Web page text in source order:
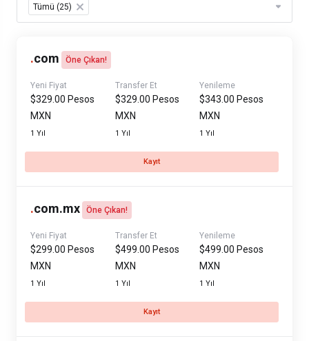
Tümü (25) ×
.com Öne Çıkan!
Yeni Fiyat
$329.00 Pesos
MXN
1 Yıl
Transfer Et
$329.00 Pesos
MXN
1 Yıl
Yenileme
$343.00 Pesos
MXN
1 Yıl
Kayıt
.com.mx Öne Çıkan!
Yeni Fiyat
$299.00 Pesos
MXN
1 Yıl
Transfer Et
$499.00 Pesos
MXN
1 Yıl
Yenileme
$499.00 Pesos
MXN
1 Yıl
Kayıt